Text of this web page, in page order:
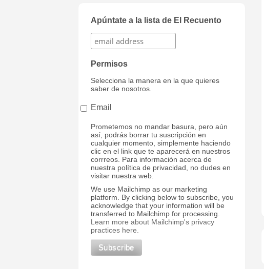
Apúntate a la lista de El Recuento
Permisos
Selecciona la manera en la que quieres
saber de nosotros.
Email
Prometemos no mandar basura, pero aún
así, podrás borrar tu suscripción en
cualquier momento, simplemente haciendo
clic en el link que te aparecerá en nuestros
corrreos. Para información acerca de
nuestra política de privacidad, no dudes en
visitar nuestra web.
We use Mailchimp as our marketing
platform. By clicking below to subscribe, you
acknowledge that your information will be
transferred to Mailchimp for processing.
Learn more about Mailchimp's privacy
practices here.